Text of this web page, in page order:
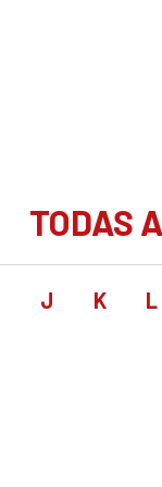
TODAS
J K L